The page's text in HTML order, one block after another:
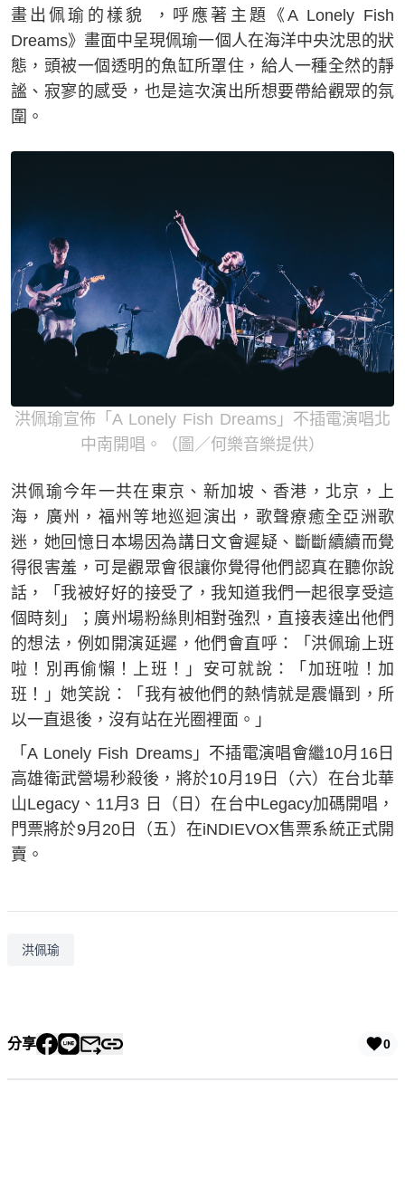
畫出佩瑜的樣貌 ，呼應著主題《A Lonely Fish
Dreams》畫面中呈現佩瑜一個人在海洋中央沈思的狀
態，頭被一個透明的魚缸所罩住，給人一種全然的靜
謐、寂寥的感受，也是這次演出所想要帶給觀眾的氛
圍。
洪佩瑜宣佈「A Lonely Fish Dreams」不插電演唱北
中南開唱。（圖／何樂音樂提供）
洪佩瑜今年一共在東京、新加坡、香港，北京，上
海，廣州，福州等地巡迴演出，歌聲療癒全亞洲歌
迷，她回憶日本場因為講日文會遲疑、斷斷續續而覺
得很害羞，可是觀眾會很讓你覺得他們認真在聽你說
話，「我被好好的接受了，我知道我們一起很享受這
個時刻」；廣州場粉絲則相對強烈，直接表達出他們
的想法，例如開演延遲，他們會直呼：「洪佩瑜上班
啦！別再偷懶！上班！」安可就說：「加班啦！加
班！」她笑說：「我有被他們的熱情就是震懾到，所
以一直退後，沒有站在光圈裡面。」
「A Lonely Fish Dreams」不插電演唱會繼10月16日
高雄衛武營場秒殺後，將於10月19日（六）在台北華
山Legacy、11月3 日（日）在台中Legacy加碼開唱，
門票將於9月20日（五）在iNDIEVOX售票系統正式開
賣。
洪佩瑜
分享 0